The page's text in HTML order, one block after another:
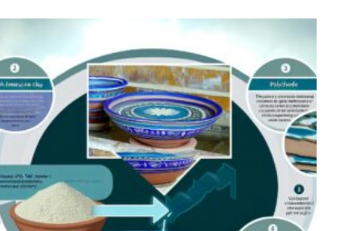
on
le
cuir
Fès
?